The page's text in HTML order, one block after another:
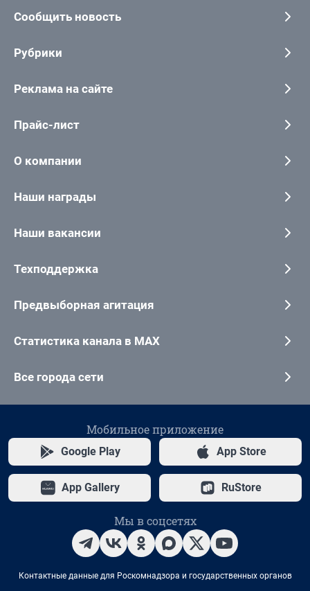
Сообщить новость
Рубрики
Реклама на сайте
Прайс-лист
О компании
Наши награды
Наши вакансии
Техподдержка
Предвыборная агитация
Статистика канала в MAX
Все города сети
Мобильное приложение
Google Play App Store
App Gallery RuStore
Мы в соцсетях
Контактные данные для Роскомнадзора и государственных органов